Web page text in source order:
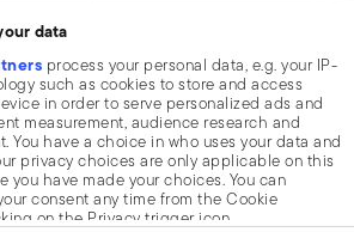
data
process your personal data, e.g. your IP-
such as cookies to store and access
in order to serve personalized ads and
measurement, audience research and
You have a choice in who uses your data and
privacy choices are only applicable on this
have made your choices. You can
consent any time from the Cookie
on the Privacy trigger icon.
Assiette de présentation
ACIER INOX
ACIER MIRROR +3 COLORIS
2 DIMENSIONS
À partir de